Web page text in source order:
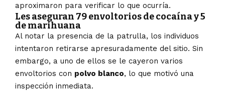
aproximaron para verificar lo que ocurría.
Les aseguran 79 envoltorios de cocaína y 5
de marihuana
Al notar la presencia de la patrulla, los individuos
intentaron retirarse apresuradamente del sitio. Sin
embargo, a uno de ellos se le cayeron varios
envoltorios con polvo blanco, lo que motivó una
inspección inmediata.